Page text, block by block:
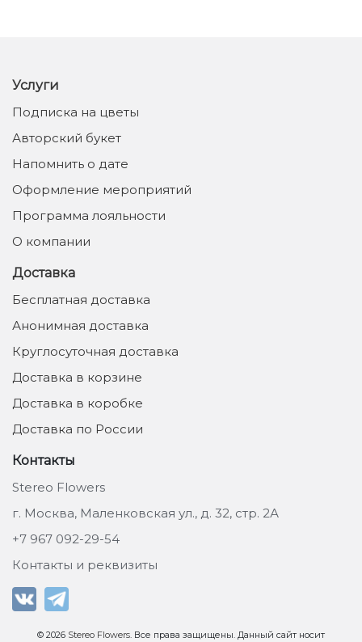
Услуги
Подписка на цветы
Авторский букет
Напомнить о дате
Оформление мероприятий
Программа лояльности
О компании
Доставка
Бесплатная доставка
Анонимная доставка
Круглосуточная доставка
Доставка в корзине
Доставка в коробке
Доставка по России
Контакты
Stereo Flowers
г. Москва, Маленковская ул., д. 32, стр. 2А
+7 967 092-29-54
Контакты и реквизиты
© 2026 Stereo Flowers. Все права защищены. Данный сайт носит